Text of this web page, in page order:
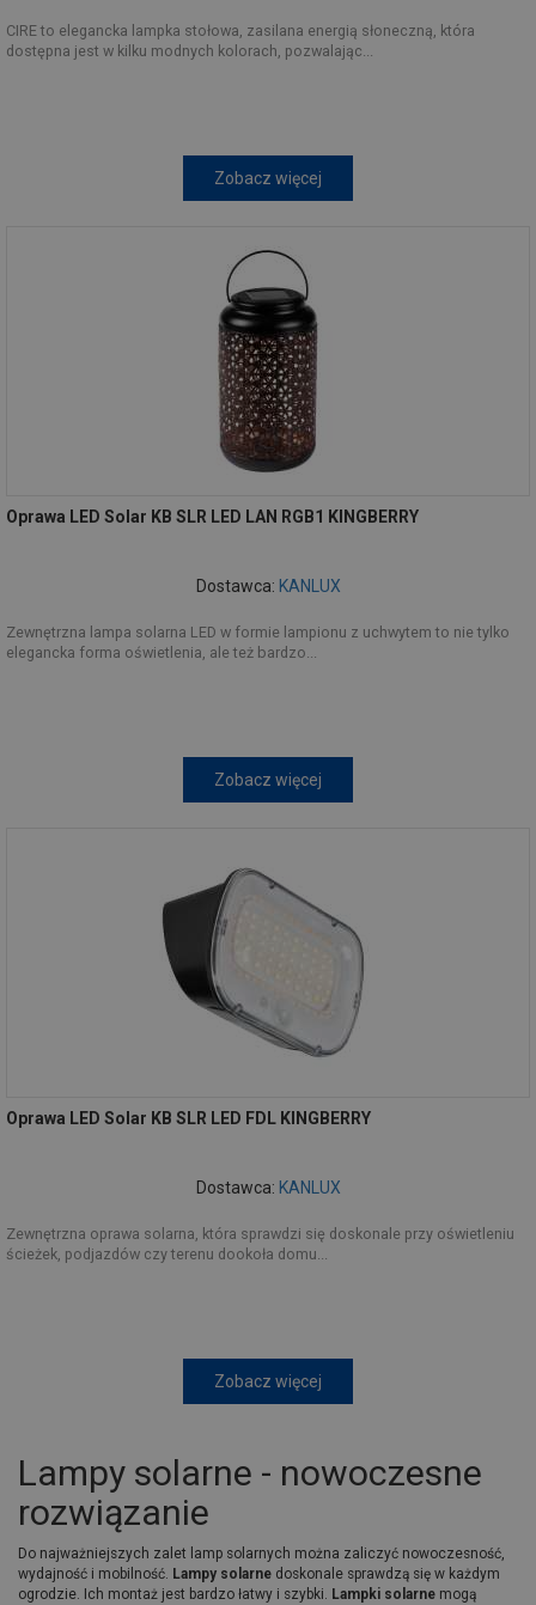
CIRE to elegancka lampka stołowa, zasilana energią słoneczną, która
dostępna jest w kilku modnych kolorach, pozwalając...
Zobacz więcej
Oprawa LED Solar KB SLR LED LAN RGB1 KINGBERRY
Dostawca: KANLUX
Zewnętrzna lampa solarna LED w formie lampionu z uchwytem to nie tylko
elegancka forma oświetlenia, ale też bardzo...
Zobacz więcej
Oprawa LED Solar KB SLR LED FDL KINGBERRY
Dostawca: KANLUX
Zewnętrzna oprawa solarna, która sprawdzi się doskonale przy oświetleniu
ścieżek, podjazdów czy terenu dookoła domu...
Zobacz więcej
Lampy solarne - nowoczesne
rozwiązanie
Do najważniejszych zalet lamp solarnych można zaliczyć nowoczesność,
wydajność i mobilność. Lampy solarne doskonale sprawdzą się w każdym
ogrodzie. Ich montaż jest bardzo łatwy i szybki. Lampki solarne mogą